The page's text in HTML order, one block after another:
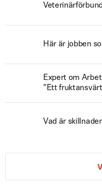
Här är jobben
Expert om
”Ett
Vad är